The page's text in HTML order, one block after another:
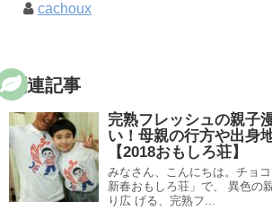
cachoux
関連記事
完熟フレッシュの親子
い！母親の行方や出身
【2018おもしろ荘】
みなさん、こんにちは。チョ
新春おもしろ荘」で、 異色の
り広 げる、完熟フ...